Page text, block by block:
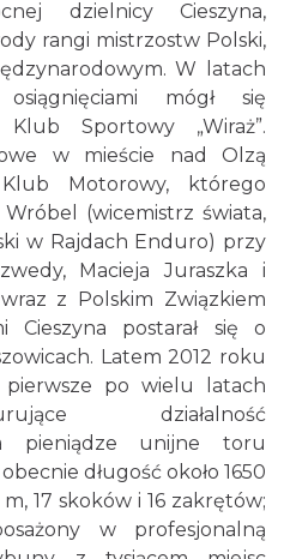
dzielnicy Cieszyna,
rangi mistrzostw Polski,
W latach
mógł się
Sportowy „Wiraż”.
w mieście nad Olzą
Motorowy, którego
Wróbel (wicemistrz świata,
w Rajdach Enduro) przy
Macieja Juraszka i
z Polskim Związkiem
Cieszyna postarał się o
Latem 2012 roku
pierwsze po wielu latach
działalność
pieniądze unijne toru
długość około 1650
17 skoków i 16 zakrętów;
w profesjonalną